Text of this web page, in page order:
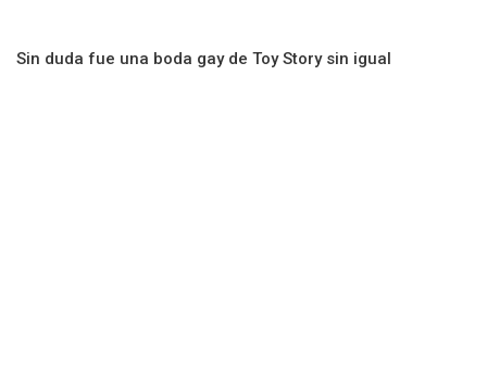
Sin duda fue una boda gay de Toy Story sin igual